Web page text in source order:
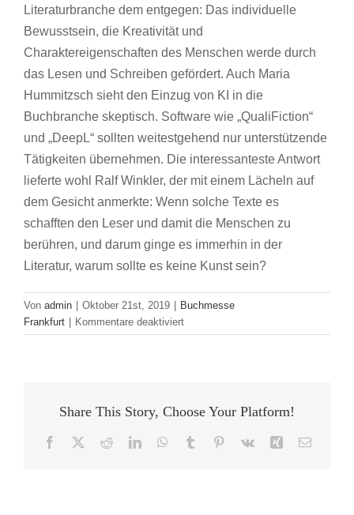
Literaturbranche dem entgegen: Das individuelle
Bewusstsein, die Kreativität und
Charaktereigenschaften des Menschen werde durch
das Lesen und Schreiben gefördert. Auch Maria
Hummitzsch sieht den Einzug von KI in die
Buchbranche skeptisch. Software wie „QualiFiction“
und „DeepL“ sollten weitestgehend nur unterstützende
Tätigkeiten übernehmen. Die interessanteste Antwort
lieferte wohl Ralf Winkler, der mit einem Lächeln auf
dem Gesicht anmerkte: Wenn solche Texte es
schafften den Leser und damit die Menschen zu
berühren, und darum ginge es immerhin in der
Literatur, warum sollte es keine Kunst sein?
Von admin Oktober 21st, 2019
Buchmesse
Frankfurt
Kommentare deaktiviertfür
KI
Sind
Share This Story, Choose Your Platform!
Facebook RedditLinkedInWhatsApp
Tumblr Pinterest
Vk Xing E-